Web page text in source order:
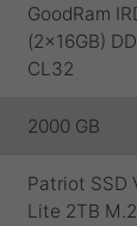
GoodRam
(2x16GB)
CL32
2000 GB
Patriot SSD
Lite 2TB